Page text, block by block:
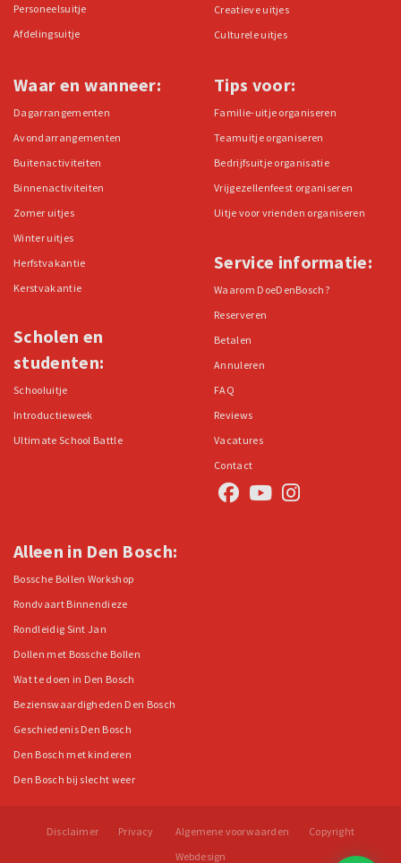
Personeelsuitje
Afdelingsuitje
Creatieve uitjes
Culturele uitjes
Waar en wanneer:
Dagarrangementen
Avondarrangementen
Buitenactiviteiten
Binnenactiviteiten
Zomer uitjes
Winter uitjes
Herfstvakantie
Kerstvakantie
Scholen en
studenten:
Schooluitje
Introductieweek
Ultimate School Battle
Tips voor:
Familie-uitje organiseren
Teamuitje organiseren
Bedrijfsuitje organisatie
Vrijgezellenfeest organiseren
Uitje voor vrienden organiseren
Service informatie:
Waarom DoeDenBosch?
Reserveren
Betalen
Annuleren
FAQ
Reviews
Vacatures
Contact
Alleen in Den Bosch:
Bossche Bollen Workshop
Rondvaart Binnendieze
Rondleidig Sint Jan
Dollen met Bossche Bollen
Wat te doen in Den Bosch
Bezienswaardigheden Den Bosch
Geschiedenis Den Bosch
Den Bosch met kinderen
Den Bosch bij slecht weer
Disclaimer Privacy Algemene voorwaarden
Copyright
Webdesign